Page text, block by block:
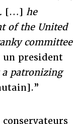
[…] he
of the United
committee
president
a patronizing